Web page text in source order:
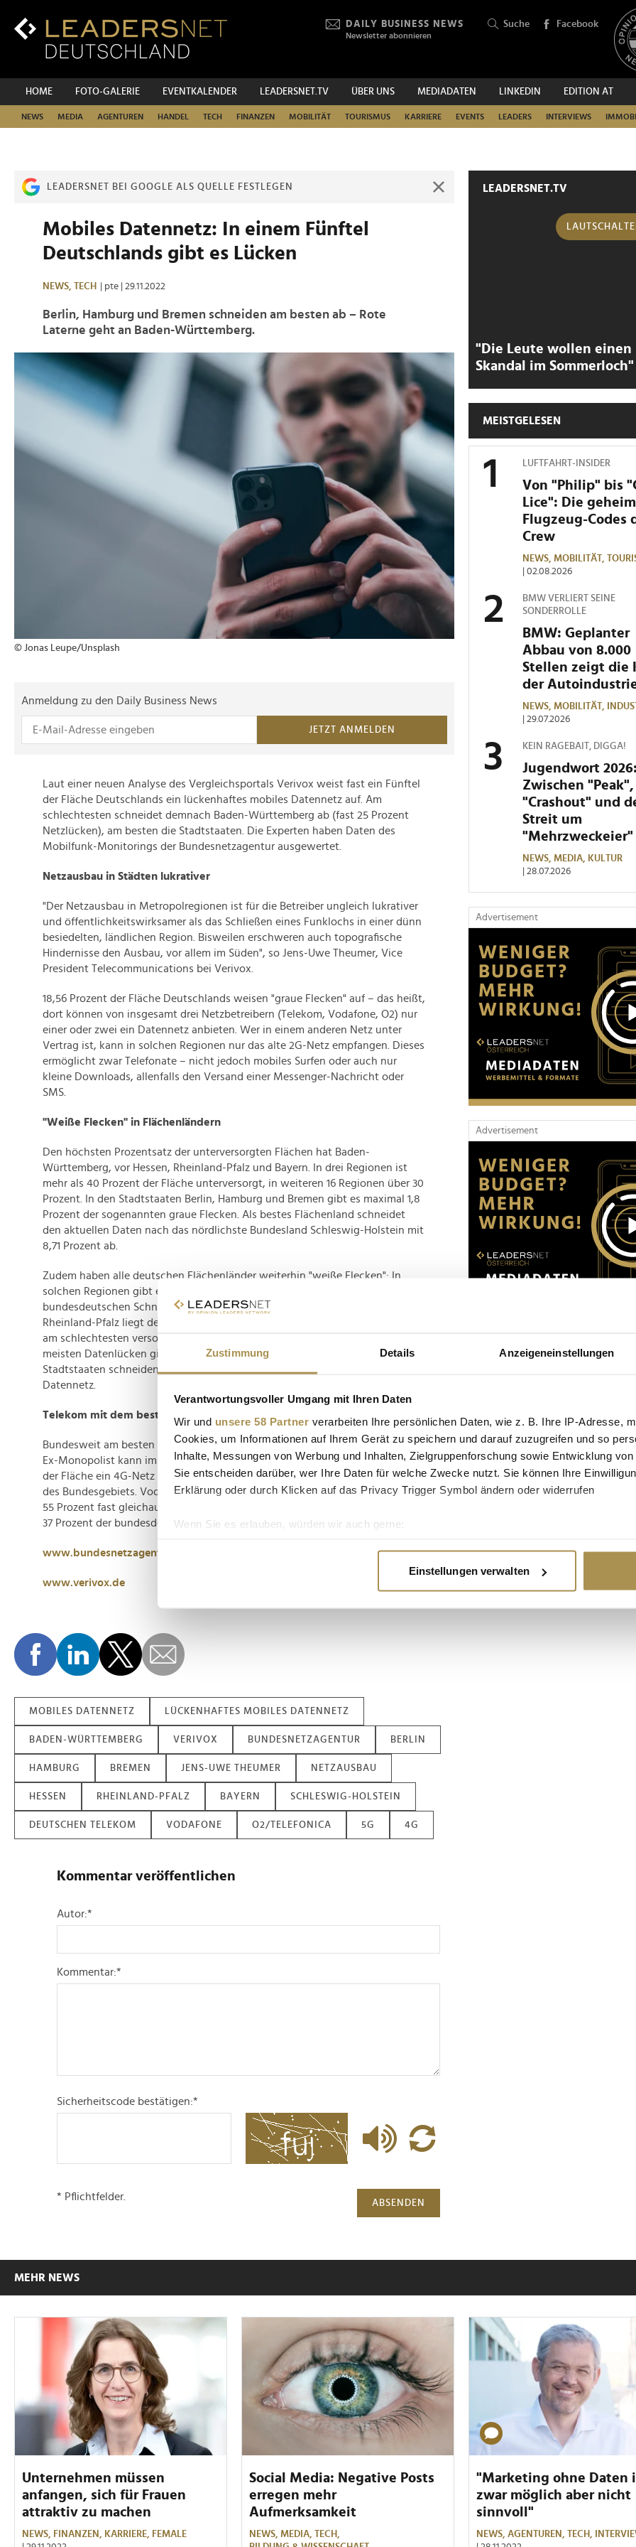
Zustimmung Details Anzeigeneinstellungen
Verantwortungsvoller Umgang mit Ihren Daten
Wir und unsere 58 Partner verarbeiten Ihre persönlichen Daten, wie z. B. Ihre IP-Adresse,
Cookies, um Informationen auf Ihrem Gerät zu speichern und darauf zuzugreifen und so
Inhalte, Messungen von Werbung und Inhalten, Zielgruppenforschung sowie Entwicklung
Sie entscheiden darüber, wer Ihre Daten für welche Zwecke nutzt. Sie können Ihre
Erklärung oder durch Klicken auf das Privacy Trigger Symbol ändern oder widerrufen
Wenn Sie es erlauben, würden wir auch gerne:
Erfahren Sie mehr darüber, wie Ihre persönlichen Daten verarbeitet werden, und legen Sie
und die Zugriffe auf unsere Website zu analysieren. Außerdem geben wir Informationen zu
Website an unsere Partner für soziale Medien, Werbung und Analysen weiter. Unsere Partner
der Dienste gesammelt haben.
Einstellungen verwalten
Inhalt
DAILY BUSINESS NEWS
Newsletter abonnieren
Suche Facebook
HOME FOTO-GALERIE EVENTKALENDER LEADERSNET.TV ÜBER UNS MEDIADATEN LINKEDIN EDITION AT
NEWS MEDIA AGENTUREN HANDEL TECH FINANZEN MOBILITÄT TOURISMUS KARRIERE EVENTS LEADERS INTERVIEWS
SUCHEN
LEADERSNET BEI GOOGLE ALS QUELLE FESTLEGEN
Mobiles Datennetz: In einem Fünftel
Deutschlands gibt es Lücken
NEWS, TECH | pte | 29.11.2022
Berlin, Hamburg und Bremen schneiden am besten ab – Rote
Laterne geht an Baden-Württemberg.
© Jonas Leupe/Unsplash
Anmeldung zu den Daily Business News
JETZT ANMELDEN
Laut einer neuen Analyse des Vergleichsportals Verivox weist fast ein Fünftel
der Fläche Deutschlands ein lückenhaftes mobiles Datennetz auf. Am
schlechtesten schneidet demnach Baden-Württemberg ab (fast 25 Prozent
Netzlücken), am besten die Stadtstaaten. Die Experten haben Daten des
Mobilfunk-Monitorings der Bundesnetzagentur ausgewertet.
Netzausbau in Städten lukrativer
"Der Netzausbau in Metropolregionen ist für die Betreiber ungleich lukrativer
und öffentlichkeitswirksamer als das Schließen eines Funklochs in einer dünn
besiedelten, ländlichen Region. Bisweilen erschweren auch topografische
Hindernisse den Ausbau, vor allem im Süden", so Jens-Uwe Theumer, Vice
President Telecommunications bei Verivox.
18,56 Prozent der Fläche Deutschlands weisen "graue Flecken" auf – das heißt,
dort können von insgesamt drei Netzbetreibern (Telekom, Vodafone, O2) nur
einer oder zwei ein Datennetz anbieten. Wer in einem anderen Netz unter
Vertrag ist, kann in solchen Regionen nur das alte 2G-Netz empfangen. Dieses
ermöglicht zwar Telefonate – nicht jedoch mobiles Surfen oder auch nur
kleine Downloads, allenfalls den Versand einer Messenger-Nachricht oder
SMS.
"Weiße Flecken" in Flächenländern
Den höchsten Prozentsatz der unterversorgten Flächen hat Baden-
Württemberg, vor Hessen, Rheinland-Pfalz und Bayern. In drei Regionen ist
mehr als 40 Prozent der Fläche unterversorgt, in weiteren 16 Regionen über 30
Prozent. In den Stadtstaaten Berlin, Hamburg und Bremen gibt es maximal 1,8
Prozent der sogenannten graue Flecken. Als bestes Flächenland schneidet
den aktuellen Daten nach das nördlichste Bundesland Schleswig-Holstein mit
8,71 Prozent ab.
Zudem haben alle deutschen Flächenländer weiterhin "weiße Flecken": In
solchen Regionen gibt es von keinem Anbieter ein 4G- oder 5G-Netz. Im
bundesdeutschen Schnitt sind 2,94 Prozent der Fläche betroffen, in
Rheinland-Pfalz liegt der Schnitt mit 4,56 Prozent am höchsten. Von den 20
am schlechtesten versorgten Regionen liegen neun in Bayern. Die bundesweit
meisten Datenlücken gibt es mit 24,17 Prozent im Berchtesgadener Land. Die
Stadtstaaten schneiden auch hier am besten ab. Sie haben keine Lücken im
Datennetz.
Telekom mit dem besten Netz
Bundesweit am besten ausgebaut ist das Netz der Deutschen Telekom. Der
Ex-Monopolist kann im Oktober 2022 in Deutschland für knapp 90 Prozent
der Fläche ein 4G-Netz anbieten, das 5G-Netz der Telekom funkt in 56 Prozent
des Bundesgebiets. Vodafones Zahlen liegen mit knapp 90 beziehungsweise
55 Prozent fast gleichauf. Der dritte Netzbetreiber O2/Telefonica versorgt nur
37 Prozent der bundesdeutschen Fläche mit 5G (4G-Versorgung: 85 Prozent).
www.bundesnetzagentur.de
www.verivox.de
MOBILES DATENNETZ LÜCKENHAFTES MOBILES DATENNETZ
BADEN-WÜRTTEMBERG VERIVOX BUNDESNETZAGENTUR BERLIN
HAMBURG BREMEN JENS-UWE THEUMER NETZAUSBAU
HESSEN RHEINLAND-PFALZ BAYERN SCHLESWIG-HOLSTEIN
DEUTSCHEN TELEKOM VODAFONE O2/TELEFONICA 5G 4G
Kommentar veröffentlichen
Autor:*
Kommentar:*
Sicherheitscode bestätigen:*
ABSENDEN
* Pflichtfelder.
LEADERSNET.TV
"Die Leute wollen einen
Skandal im Sommerloch"
MEISTGELESEN
LUFTFAHRT-INSIDER
Von "Philip" bis
Lice": Die
Flugzeug-Codes
Crew
NEWS, MOBILITÄT,
| 02.08.2026
BMW VERLIERT SEINE
SONDERROLLE
BMW: Geplanter
Abbau von 8.000
Stellen zeigt die
der
NEWS, MOBILITÄT,
| 29.07.2026
KEIN RAGEBAIT, DIGGA!
Jugendwort 2026:
Zwischen "Peak",
"Crashout" und
Streit um
"Mehrzweckeier"
NEWS, MEDIA,
KULTUR
| 28.07.2026
Advertisement
Advertisement
MEHR NEWS
Unternehmen müssen
anfangen, sich für Frauen
attraktiv zu machen
NEWS, FINANZEN, KARRIERE,
FEMALE
Social Media: Negative Posts
erregen mehr
Aufmerksamkeit
NEWS, MEDIA, TECH,
"Marketing ohne Daten
zwar möglich aber nicht
sinnvoll"
NEWS, AGENTUREN, TECH,